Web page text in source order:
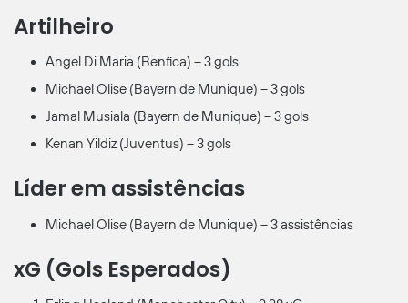
Artilheiro
Angel Di Maria (Benfica) – 3 gols
Michael Olise (Bayern de Munique) – 3 gols
Jamal Musiala (Bayern de Munique) – 3 gols
Kenan Yildiz (Juventus) – 3 gols
Líder em assistências
Michael Olise (Bayern de Munique) – 3 assistências
xG (Gols Esperados)